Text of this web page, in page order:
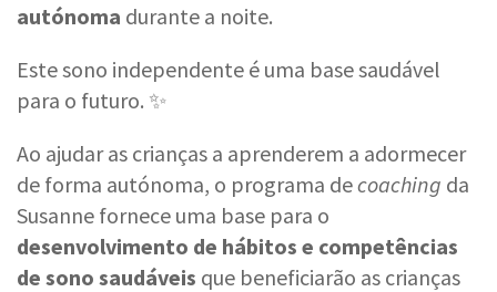
autónoma durante a noite.
Este sono independente é uma base saudável
para o futuro. ✨
Ao ajudar as crianças a aprenderem a adormecer
de forma autónoma, o programa decoaching da
Susanne fornece uma base para o
desenvolvimento de hábitos e competências
de sono saudáveis que beneficiarão as crianças